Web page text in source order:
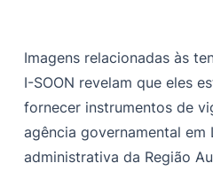
Imagens relacionadas às
I-SOON revelam que eles
fornecer instrumentos de
agência governamental em
administrativa da Região